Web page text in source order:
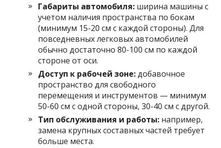
Габариты автомобиля: ширина машины с
учетом наличия пространства по бокам
(минимум 15-20 см с каждой стороны). Для
повседневных легковых автомобилей
обычно достаточно 80-100 см по каждой
стороне от оси.
Доступ к рабочей зоне:добавочное
пространство для свободного
перемещения и инструментов — минимум
50-60 см с одной стороны, 30-40 см с другой.
Тип обслуживания и работы: например,
замена крупных составных частей требует
больше места.